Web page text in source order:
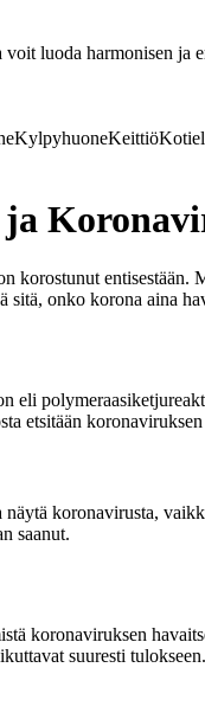
luoda harmonisen
KylpyhuoneKeittiö
korostunut
onko korona aina
eli
etsitään
koronavirusta,
saanut.
koronaviruksen
suuresti tulokseen.